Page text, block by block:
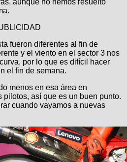
fueron diferentes al fin de
y el viento en el sector 3 nos
por lo que es difícil hacer
el fin de semana.
menos en esa área en
pilotos, así que es un buen punto.
cuando vayamos a nuevas